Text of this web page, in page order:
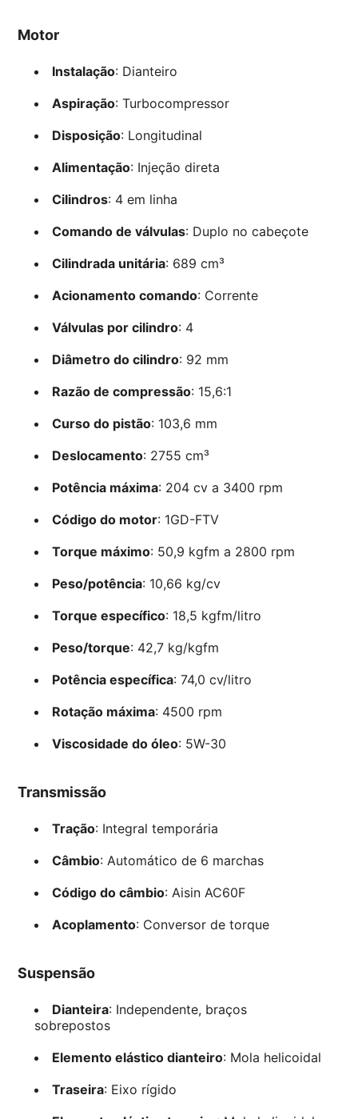
Motor
Instalação: Dianteiro
Aspiração: Turbocompressor
Disposição: Longitudinal
Alimentação: Injeção direta
Cilindros: 4 em linha
Comando de válvulas: Duplo no cabeçote
Cilindrada unitária: 689 cm³
Acionamento comando: Corrente
Válvulas por cilindro: 4
Diâmetro do cilindro: 92 mm
Razão de compressão: 15,6:1
Curso do pistão: 103,6 mm
Deslocamento: 2755 cm³
Potência máxima: 204 cv a 3400 rpm
Código do motor: 1GD-FTV
Torque máximo: 50,9 kgfm a 2800 rpm
Peso/potência: 10,66 kg/cv
Torque específico: 18,5 kgfm/litro
Peso/torque: 42,7 kg/kgfm
Potência específica: 74,0 cv/litro
Rotação máxima: 4500 rpm
Viscosidade do óleo: 5W-30
Transmissão
Tração: Integral temporária
Câmbio: Automático de 6 marchas
Código do câmbio: Aisin AC60F
Acoplamento: Conversor de torque
Suspensão
Dianteira: Independente, braços
sobrepostos
Elemento elástico dianteiro: Mola helicoidal
Traseira: Eixo rígido